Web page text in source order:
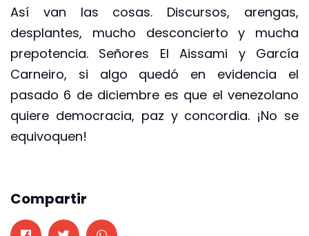
Así van las cosas. Discursos, arengas,
desplantes, mucho desconcierto y mucha
prepotencia. Señores El Aissami y García
Carneiro, si algo quedó en evidencia el
pasado 6 de diciembre es que el venezolano
quiere democracia, paz y concordia. ¡No se
equivoquen!
Compartir